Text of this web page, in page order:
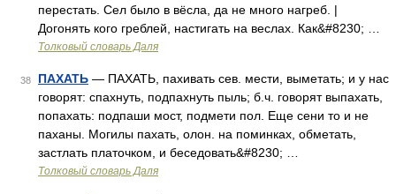
перестать. Сел было в вёсла, да не много нагреб. |
Догонять кого греблей, настигать на веслах. Как&#8230; …
Толковый словарь Даля
38 ПАХАТЬ — ПАХАТЬ, пахивать сев. мести, выметать; и у нас
говорят: спахнуть, подпахнуть пыль; б.ч. говорят выпахать,
попахать: подпаши мост, подмети пол. Еще сени то и не
паханы. Могилы пахать, олон. на поминках, обметать,
застлать платочком, и беседовать&#8230; …
Толковый словарь Даля